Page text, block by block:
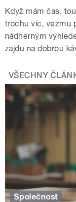
Když mám čas,
trochu víc, vezmu
nádherným
zajdu na dobrou
VŠECHNY
Společnost